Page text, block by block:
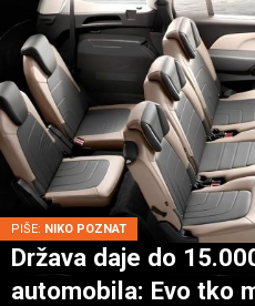
PIŠE: NIKO POZNAT
Država daje do
automobila: Evo tko